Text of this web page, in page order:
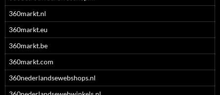
360markt.nl
360markt.eu
360markt.be
360markt.com
360nederlandsewebshops.nl